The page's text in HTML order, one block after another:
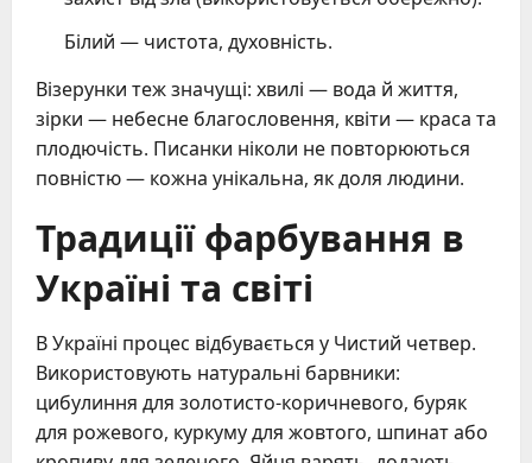
Білий — чистота, духовність.
Візерунки теж значущі: хвилі — вода й життя,
зірки — небесне благословення, квіти — краса та
плодючість. Писанки ніколи не повторюються
повністю — кожна унікальна, як доля людини.
Традиції фарбування в
Україні та світі
В Україні процес відбувається у Чистий четвер.
Використовують натуральні барвники:
цибулиння для золотисто-коричневого, буряк
для рожевого, куркуму для жовтого, шпинат або